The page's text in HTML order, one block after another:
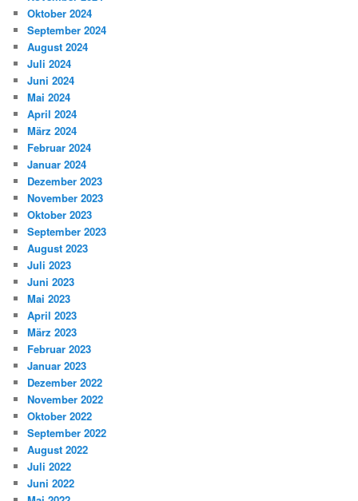
Oktober 2024
September 2024
August 2024
Juli 2024
Juni 2024
Mai 2024
April 2024
März 2024
Februar 2024
Januar 2024
Dezember 2023
November 2023
Oktober 2023
September 2023
August 2023
Juli 2023
Juni 2023
Mai 2023
April 2023
März 2023
Februar 2023
Januar 2023
Dezember 2022
November 2022
Oktober 2022
September 2022
August 2022
Juli 2022
Juni 2022